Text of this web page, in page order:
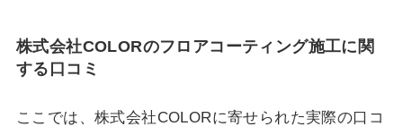
株式会社COLORのフロアコーティング施工に関
する口コミ
ここでは、株式会社COLORに寄せられた実際の口コ